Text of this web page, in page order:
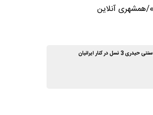
آنلاین
3 نسل در کنار ایرانیان